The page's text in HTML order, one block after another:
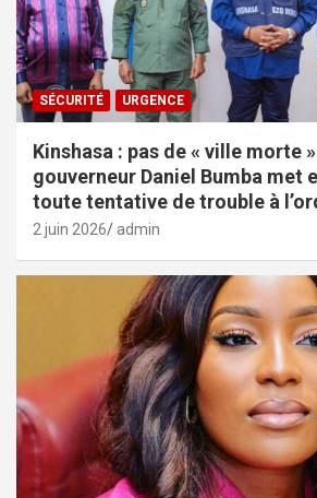
SÉCURITÉ URGENCE
Kinshasa : pas de « ville morte
gouverneur Daniel Bumba met
toute tentative de trouble à
2 juin 2026 admin